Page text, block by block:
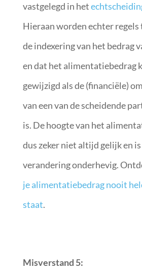
vastgelegd in het
Hieraan worden echter regels
de indexering van het bedrag
en dat het alimentatiebedrag
gewijzigd als de (financiële)
van een van de scheidende
is. De hoogte van het
dus zeker niet altijd gelijk en is
verandering onderhevig.
je alimentatiebedrag nooit
staat.
Misverstand 5: